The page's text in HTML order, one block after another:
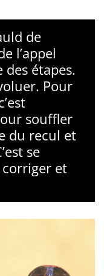
de
l’appel
des étapes.
Pour
souffler
du recul et
se
et